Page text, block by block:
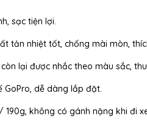
sạc tiện lợi.
tản nhiệt tốt, chống mài mòn,
lại được nhắc theo màu sắc,
GoPro, dễ dàng lắp đặt.
190g, không có gánh nặng khi đi